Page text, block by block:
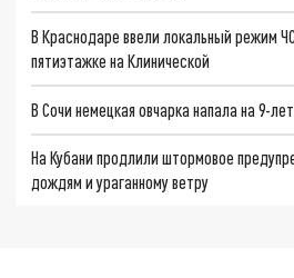
В Краснодаре ввели локальный режим
пятиэтажке на Клинической
В Сочи немецкая овчарка напала на 9-
На Кубани продлили штормовое
дождям и ураганному ветру